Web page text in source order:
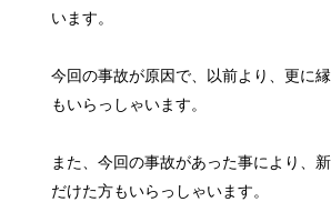
います。
今回の事故が原因で、以前より、更に
もいらっしゃいます。
また、今回の事故があった事により、
だけた方もいらっしゃいます。